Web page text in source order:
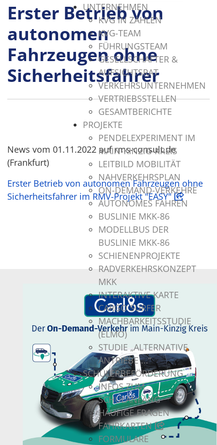
UNTERNEHMEN
KVG IN ZAHLEN
KVG-TEAM
FÜHRUNGSTEAM
GESELLSCHAFTER &
AUFSICHTSRAT
VERKEHRSUNTERNEHMEN
VERTRIEBSSTELLEN
GESAMTBERICHTE
PROJEKTE
PENDELEXPERIMENT IM
MAIN-KINZIG-KREIS
LEITBILD MOBILITÄT
NAHVERKEHRSPLAN
ON-DEMAND-VERKEHRE
AUTONOMES FAHREN
BUSLINIE MKK-86
MODELLBUS DER
BUSLINIE MKK-86
SCHIENENPROJEKTE
RADVERKEHRSKONZEPT
MKK
INTERAKTIVE KARTE
CARGO SURFER
MACHBARKEITSSTUDIE
(ELMO)
STUDIE „ALTERNATIVE
ANTRIEBE ...“
SCHÜLERBEFÖRDERUNG
INFOS ZUM
SCHULANFANG
HÄUFIGE FRAGEN
FAHRKARTEN
FORMULARE
Erster Betrieb von
autonomen
Fahrzeugen ohne
Sicherheitsfahrer
News vom 01.11.2022 auf rms-consult.de
(Frankfurt)
Erster Betrieb von autonomen Fahrzeugen ohne
Sicherheitsfahrer im RMV-Projekt "EASY"